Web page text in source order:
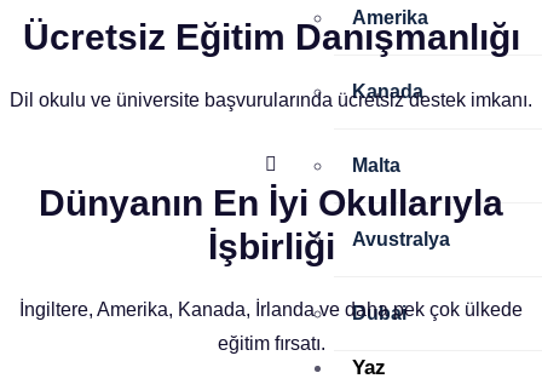
Amerika
Kanada
Malta
Avustralya
Dubai
Yaz
Ücretsiz Eğitim Danışmanlığı
Dil okulu ve üniversite başvurularında ücretsiz destek imkanı.
Dünyanın En İyi Okullarıyla
İşbirliği
İngiltere, Amerika, Kanada, İrlanda ve daha pek çok ülkede
eğitim fırsatı.